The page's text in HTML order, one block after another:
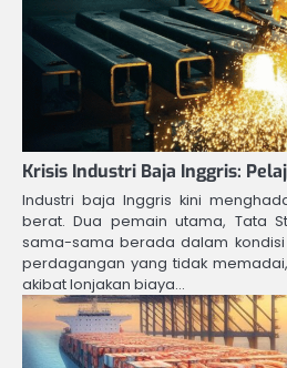
Krisis Industri Baja Inggris:
Industri baja Inggris kini
berat. Dua pemain utama, Tata
sama-sama berada dalam
perdagangan yang tidak
akibat lonjakan biaya…